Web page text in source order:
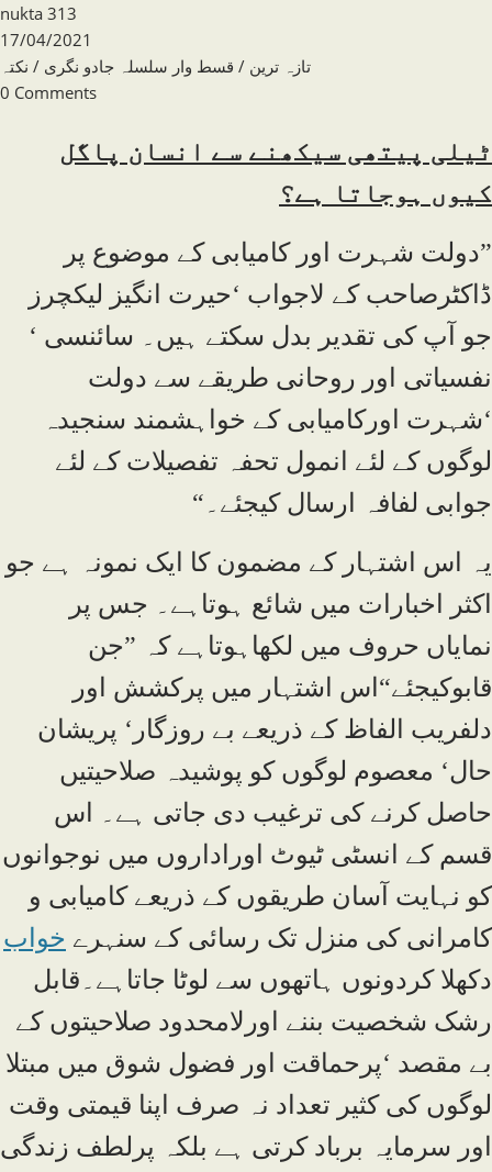
Post
author:
nukta 313
Post
published:
17/04/2021
Post
category:
تازہ ترین / قسط وار سلسلہ جادو نگری / نکتہ
Post
0 Comments
ٹیلی پیتھی سیکھنے سے انسان پاگل
کیوں ہوجاتا ہے؟
”دولت شہرت اور کامیابی کے موضوع پر
ڈاکٹرصاحب کے لاجواب ‘حیرت انگیز لیکچرز
جو آپ کی تقدیر بدل سکتے ہیں۔ سائنسی ‘
نفسیاتی اور روحانی طریقے سے دولت
‘شہرت اورکامیابی کے خواہشمند سنجیدہ
لوگوں کے لئے انمول تحفہ تفصیلات کے لئے
جوابی لفافہ ارسال کیجئے۔“
یہ اس اشتہار کے مضمون کا ایک نمونہ ہے جو
اکثر اخبارات میں شائع ہوتاہے۔ جس پر
نمایاں حروف میں لکھاہوتاہے کہ ”جن
قابوکیجئے“اس اشتہار میں پرکشش اور
دلفریب الفاظ کے ذریعے بے روزگار‘ پریشان
حال‘ معصوم لوگوں کو پوشیدہ صلاحیتیں
حاصل کرنے کی ترغیب دی جاتی ہے۔ اس
قسم کے انسٹی ٹیوٹ اوراداروں میں نوجوانوں
کو نہایت آسان طریقوں کے ذریعے کامیابی و
کامرانی کی منزل تک رسائی کے سنہرے خواب
دکھلا کردونوں ہاتھوں سے لوٹا جاتاہے۔قابل
رشک شخصیت بننے اورلامحدود صلاحیتوں کے
بے مقصد ‘پرحماقت اور فضول شوق میں مبتلا
لوگوں کی کثیر تعداد نہ صرف اپنا قیمتی وقت
اور سرمایہ برباد کرتی ہے بلکہ پرلطف زندگی